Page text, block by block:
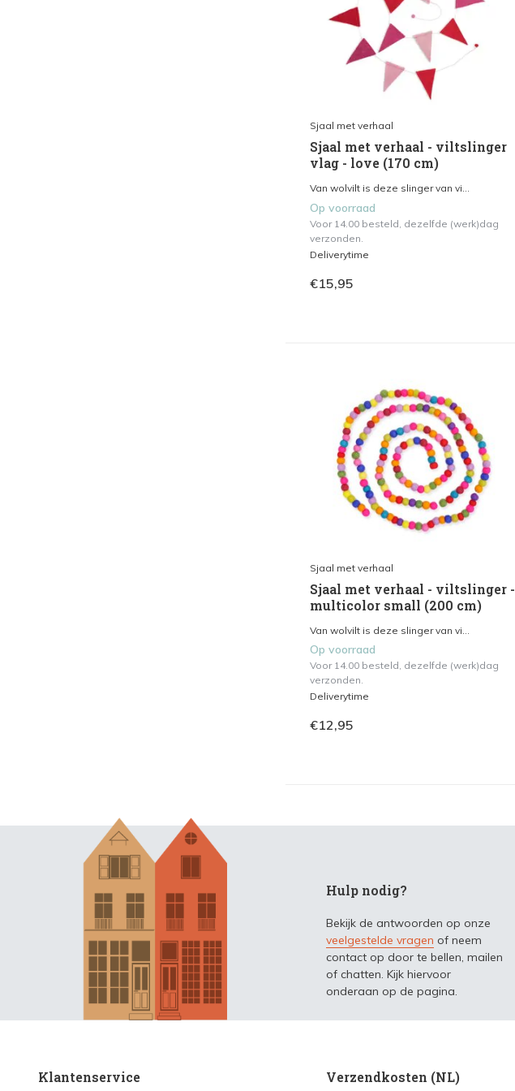
Sjaal met verhaal
Sjaal met verhaal - viltslinger
vlag - love (170 cm)
Van wolvilt is deze slinger van vi...
Op voorraad
Voor 14.00 besteld, dezelfde (werk)dag
verzonden.
Deliverytime
€15,95
Sjaal met verhaal
Sjaal met verhaal - viltslinger -
multicolor small (200 cm)
Van wolvilt is deze slinger van vi...
Op voorraad
Voor 14.00 besteld, dezelfde (werk)dag
verzonden.
Deliverytime
€12,95
Hulp nodig?
Bekijk de antwoorden op onze
veelgestelde vragen of neem
contact op door te bellen, mailen
of chatten. Kijk hiervoor
onderaan op de pagina.
Klantenservice Verzendkosten (NL)